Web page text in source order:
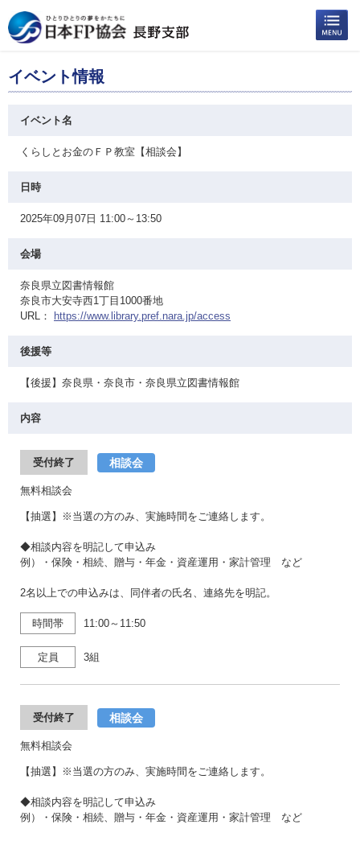
イベント情報
イベント名
くらしとお金のＦＰ教室【相談会】
日時
2025年09月07日 11:00～13:50
会場
奈良県立図書情報館
奈良市大安寺西1丁目1000番地
URL：
https://www.library.pref.nara.jp/access
後援等
【後援】奈良県・奈良市・奈良県立図書情報館
内容
受付終了 相談会
無料相談会
【抽選】※当選の方のみ、実施時間をご連絡します。
◆相談内容を明記して申込み
例）・保険・相続、贈与・年金・資産運用・家計管理 など
2名以上での申込みは、同伴者の氏名、連絡先を明記。
時間帯 11:00～11:50
定員 3組
受付終了 相談会
無料相談会
【抽選】※当選の方のみ、実施時間をご連絡します。
◆相談内容を明記して申込み
例）・保険・相続、贈与・年金・資産運用・家計管理 など